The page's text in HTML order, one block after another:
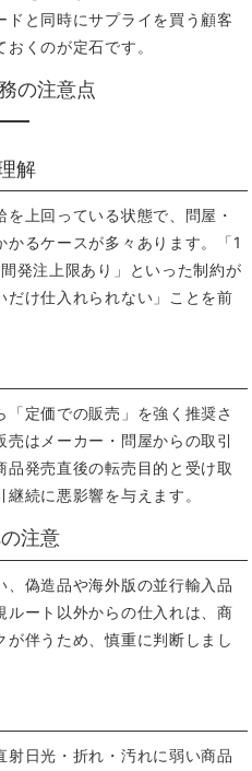
ドと同時にサプライを買う顧客
くのが定石です。
の注意点
解
上回っている状態で、問屋・
かるケースが多々あります。「1
発注上限あり」といった制約が
だけ仕入れられない」ことを前
定価での販売」を強く推奨さ
はメーカー・問屋からの取引
発売直後の転売目的と受け取
続に悪影響を与えます。
注意
偽造品や海外版の並行輸入品
ルート以外からの仕入れは、商
伴うため、慎重に判断しまし
射日光・折れ・汚れに弱い商品